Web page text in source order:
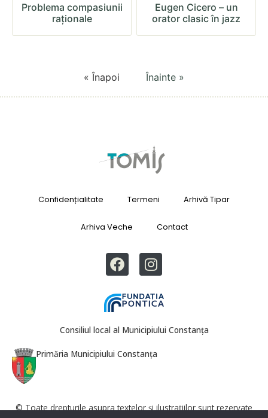
Problema compasiunii
raționale
Eugen Cicero – un
orator clasic în jazz
« Înapoi Înainte »
Confidențialitate Termeni Arhivă Tipar
Arhiva Veche Contact
Consiliul local al Municipiului Constanța
Primăria Municipiului Constanța
© Toate drepturile asupra textelor și ilustrațiilor sunt rezervate